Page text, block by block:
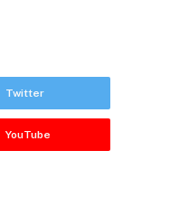
Twitter
YouTube